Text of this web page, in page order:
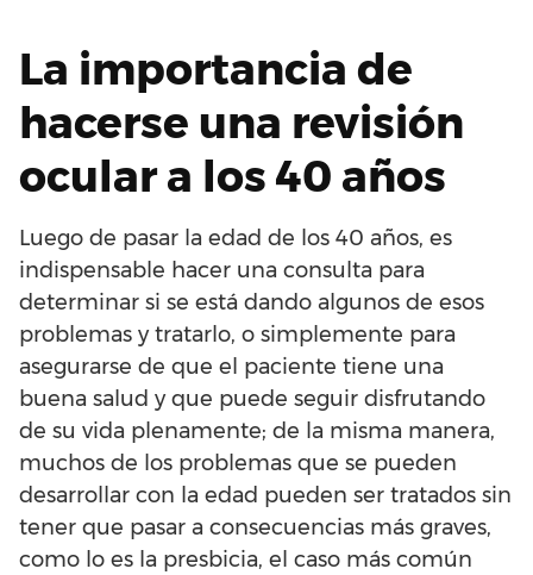
La importancia de
hacerse una revisión
ocular a los 40 años
Luego de pasar la edad de los 40 años, es
indispensable hacer una consulta para
determinar si se está dando algunos de esos
problemas y tratarlo, o simplemente para
asegurarse de que el paciente tiene una
buena salud y que puede seguir disfrutando
de su vida plenamente; de la misma manera,
muchos de los problemas que se pueden
desarrollar con la edad pueden ser tratados sin
tener que pasar a consecuencias más graves,
como lo es la presbicia, el caso más común